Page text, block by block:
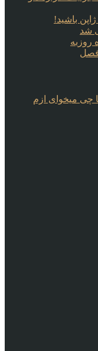
باشید!
شد
روزبه
چی میخوای ازم